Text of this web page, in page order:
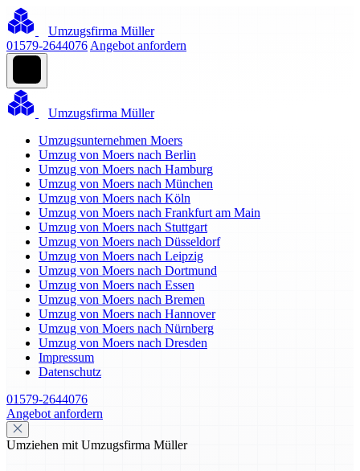
Umzugsfirma Müller
01579-2644076 Angebot anfordern
Umzugsfirma Müller
Umzugsunternehmen Moers
Umzug von Moers nach Berlin
Umzug von Moers nach Hamburg
Umzug von Moers nach München
Umzug von Moers nach Köln
Umzug von Moers nach Frankfurt am Main
Umzug von Moers nach Stuttgart
Umzug von Moers nach Düsseldorf
Umzug von Moers nach Leipzig
Umzug von Moers nach Dortmund
Umzug von Moers nach Essen
Umzug von Moers nach Bremen
Umzug von Moers nach Hannover
Umzug von Moers nach Nürnberg
Umzug von Moers nach Dresden
Impressum
Datenschutz
01579-2644076
Angebot anfordern
Umziehen mit Umzugsfirma Müller